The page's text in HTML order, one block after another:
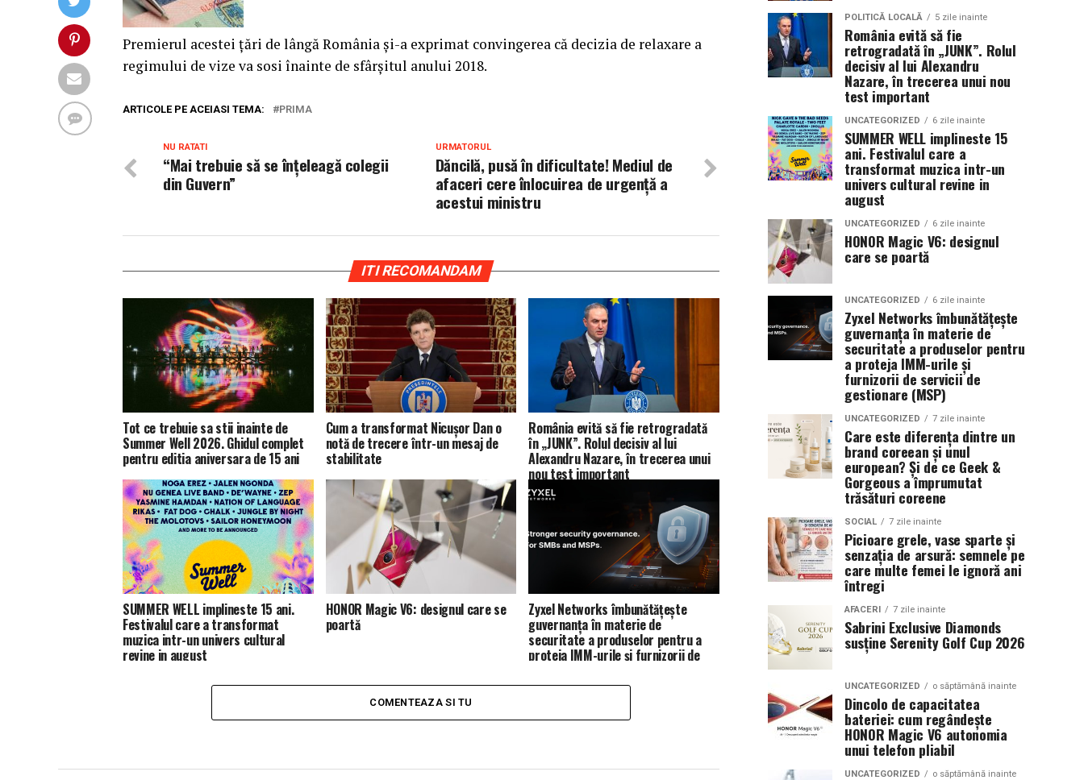
Premierul acestei țări de lângă România și-a exprimat convingerea că decizia de relaxare a
regimului de vize va sosi înainte de sfârșitul anului 2018.
ARTICOLE PE ACEIASI TEMA: PRIMA
URMATORUL
Dăncilă, pusă în dificultate! Mediul de
afaceri cere înlocuirea de urgență a
acestui ministru
NU RATATI
“Mai trebuie să se înţeleagă colegii
din Guvern”
ITI RECOMANDAM
Tot ce trebuie sa stii inainte de
Summer Well 2026. Ghidul complet
pentru editia aniversara de 15 ani
Cum a transformat Nicușor Dan o
notă de trecere într-un mesaj de
stabilitate
România evită să fie retrogradată
în „JUNK”. Rolul decisiv al lui
Alexandru Nazare, în trecerea unui
nou test important
SUMMER WELL implineste 15 ani.
Festivalul care a transformat
muzica intr-un univers cultural
revine in august
HONOR Magic V6: designul care se
poartă
Zyxel Networks îmbunătățește
guvernanța în materie de
securitate a produselor pentru a
proteja IMM-urile și furnizorii de
COMENTEAZA SI TU
POLITICĂ LOCALĂ 5 zile inainte
România evită să fie
retrogradată în „JUNK”. Rolul
decisiv al lui Alexandru
Nazare, în trecerea unui nou
test important
UNCATEGORIZED 6 zile inainte
SUMMER WELL implineste 15
ani. Festivalul care a
transformat muzica intr-un
univers cultural revine in
august
UNCATEGORIZED 6 zile inainte
HONOR Magic V6: designul
care se poartă
UNCATEGORIZED 6 zile inainte
Zyxel Networks îmbunătățește
guvernanța în materie de
securitate a produselor pentru
a proteja IMM-urile și
furnizorii de servicii de
gestionare (MSP)
UNCATEGORIZED 7 zile inainte
Care este diferența dintre un
brand coreean și unul
european? Și de ce Geek &
Gorgeous a împrumutat
trăsături coreene
SOCIAL 7 zile inainte
Picioare grele, vase sparte și
senzația de arsură: semnele pe
care multe femei le ignoră ani
întregi
AFACERI 7 zile inainte
Sabrini Exclusive Diamonds
susține Serenity Golf Cup 2026
UNCATEGORIZED o săptămână inainte
Dincolo de capacitatea
bateriei: cum regândește
HONOR Magic V6 autonomia
unui telefon pliabil
UNCATEGORIZED o săptămână inainte